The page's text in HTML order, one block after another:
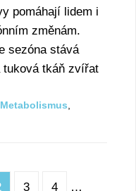
pomáhají lidem i
změnám.
sezóna stává
tuková tkáň zvířat
Metabolismus
3 4 …